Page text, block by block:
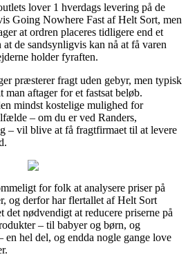
lover 1 hverdags levering på de
Going Nowhere Fast af Helt Sort, men
at ordren placeres tidligere end et
de sandsynligvis kan nå at få varen
holder fyraften.
præsterer fragt uden gebyr, men typisk
man aftager for et fastsat beløb.
mindst kostelige mulighed for
– om du er ved Randers,
– vil blive at få fragtfirmaet til at levere
for folk at analysere priser på
og derfor har flertallet af Helt Sort
det nødvendigt at reducere priserne på
– til babyer og børn, og
en hel del, og endda nogle gange love